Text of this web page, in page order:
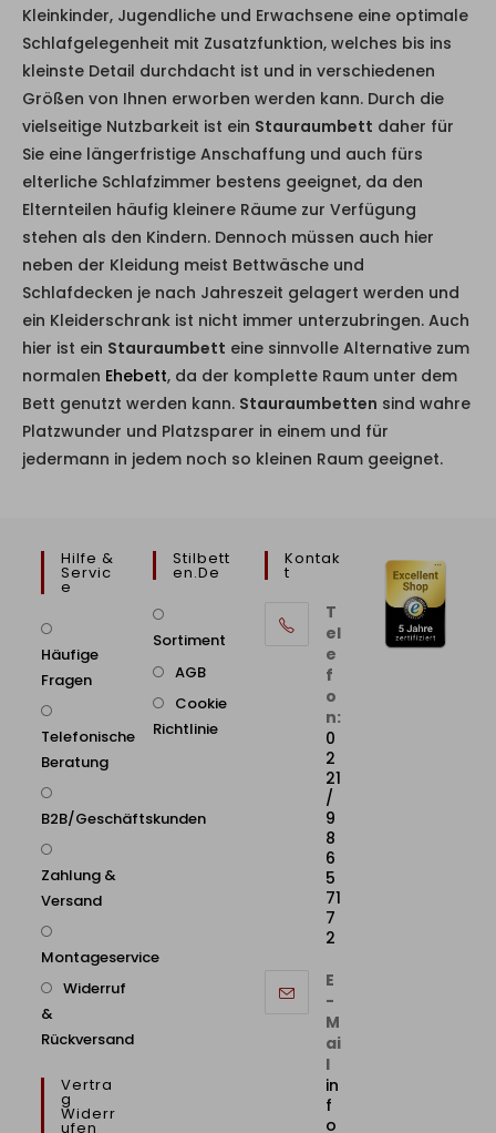
Kleinkinder, Jugendliche und Erwachsene eine optimale
Schlafgelegenheit mit Zusatzfunktion, welches bis ins
kleinste Detail durchdacht ist und in verschiedenen
Größen von Ihnen erworben werden kann. Durch die
vielseitige Nutzbarkeit ist ein Stauraumbett daher für
Sie eine längerfristige Anschaffung und auch fürs
elterliche Schlafzimmer bestens geeignet, da den
Elternteilen häufig kleinere Räume zur Verfügung
stehen als den Kindern. Dennoch müssen auch hier
neben der Kleidung meist Bettwäsche und
Schlafdecken je nach Jahreszeit gelagert werden und
ein Kleiderschrank ist nicht immer unterzubringen. Auch
hier ist ein Stauraumbett eine sinnvolle Alternative zum
normalen Ehebett, da der komplette Raum unter dem
Bett genutzt werden kann. Stauraumbetten sind wahre
Platzwunder und Platzsparer in einem und für
jedermann in jedem noch so kleinen Raum geeignet.
Hilfe &
Servic
E
Häufige
Fragen
Telefonische
Beratung
B2B/Geschäftskunden
Zahlung &
Versand
Montageservice
Widerruf
&
Rückversand
Vertra
G
Widerr
Ufen
Stilbett
En.de
Sortiment
AGB
Cookie
Richtlinie
Kontak
T
T
el
e
f
o
n:
0
2
21
/
9
8
6
5
71
7
2
E
-
M
ai
l
in
f
o